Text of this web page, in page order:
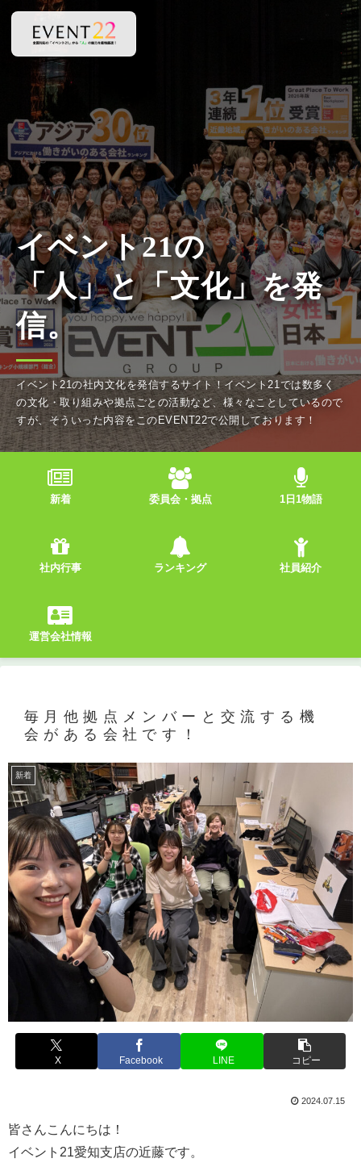
イベント21の社内文化を発信するサイト！イベント21では数多く
の文化・取り組みや拠点ごとの活動など、様々なことしているので
すが、そういった内容をこのEVENT22で公開しております！
新着 委員会・拠点 1日1物語
社内行事 ランキング 社員紹介
運営会社情報
毎月他拠点メンバーと交流する機
会がある会社です！
新着
X Facebook LINE コピー
2024.07.15
皆さんこんにちは！
イベント21愛知支店の近藤です。